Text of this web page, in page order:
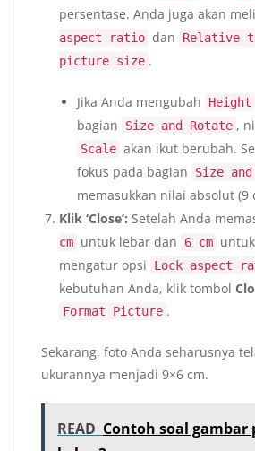
persentase. Anda juga akan
aspect ratio dan
Relative
picture size .
Jika Anda mengubah Height
bagian
Size and Rotate ,
Scale akan ikut berubah.
fokus pada bagian
Size
memasukkan nilai absolut (9
Klik ‘Close’: Setelah Anda
cm untuk lebar dan 6 cm
mengatur opsi
Lock aspect
kebutuhan Anda, klik tombol
Format Picture .
Sekarang, foto Anda seharusnya
ukurannya menjadi 9×6 cm.
READ Contoh soal gambar